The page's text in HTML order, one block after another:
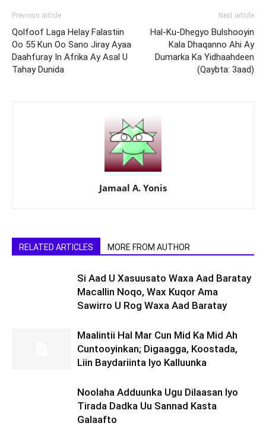
Previous article
Qolfoof Laga Helay Falastiin
Oo 55 Kun Oo Sano Jiray Ayaa
Daahfuray In Afrika Ay Asal U
Tahay Dunida
Next article
Hal-Ku-Dhegyo Bulshooyin
Kala Dhaqanno Ahi Ay
Dumarka Ka Yidhaahdeen
(Qaybta: 3aad)
Jamaal A. Yonis
RELATED ARTICLES MORE FROM AUTHOR
Si Aad U Xasuusato Waxa Aad Baratay
Macallin Noqo, Wax Kuqor Ama
Sawirro U Rog Waxa Aad Baratay
Maalintii Hal Mar Cun Mid Ka Mid Ah
Cuntooyinkan; Digaagga, Koostada,
Liin Baydariinta Iyo Kalluunka
Noolaha Adduunka Ugu Dilaasan Iyo
Tirada Dadka Uu Sannad Kasta
Galaafto